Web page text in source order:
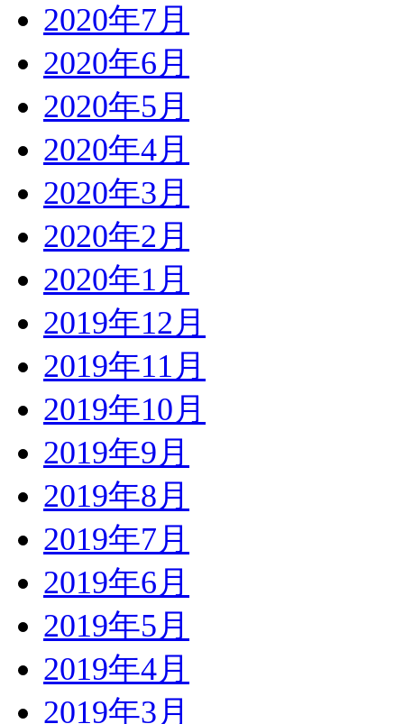
2020年7月
2020年6月
2020年5月
2020年4月
2020年3月
2020年2月
2020年1月
2019年12月
2019年11月
2019年10月
2019年9月
2019年8月
2019年7月
2019年6月
2019年5月
2019年4月
2019年3月